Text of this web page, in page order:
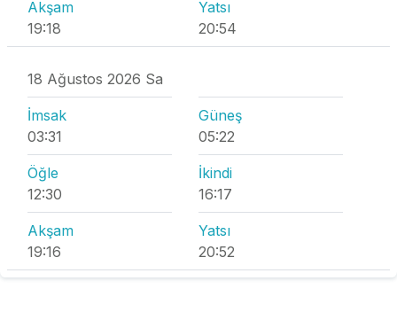
Akşam
19:18
Yatsı
20:54
18 Ağustos 2026 Sa
İmsak
03:31
Güneş
05:22
Öğle
12:30
İkindi
16:17
Akşam
19:16
Yatsı
20:52